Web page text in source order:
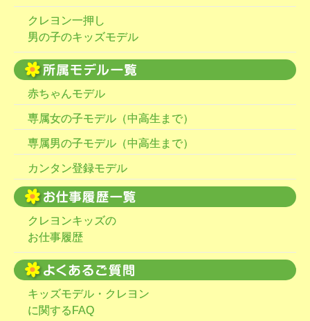
クレヨン一押し
男の子のキッズモデル
赤ちゃんモデル
専属女の子モデル（中高生まで）
専属男の子モデル（中高生まで）
カンタン登録モデル
クレヨンキッズの
お仕事履歴
キッズモデル・クレヨン
に関するFAQ